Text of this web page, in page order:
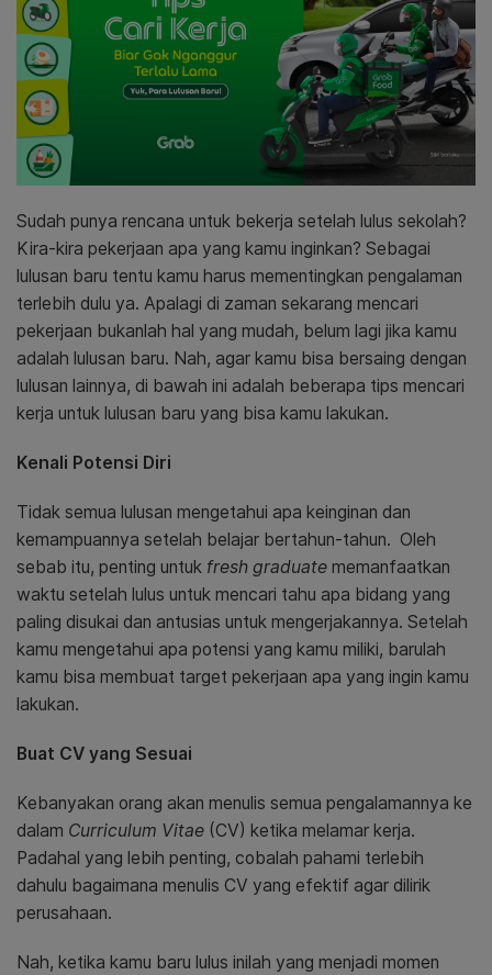
Sudah punya rencana untuk bekerja setelah lulus sekolah?
Kira-kira pekerjaan apa yang kamu inginkan? Sebagai
lulusan baru tentu kamu harus mementingkan pengalaman
terlebih dulu ya. Apalagi di zaman sekarang mencari
pekerjaan bukanlah hal yang mudah, belum lagi jika kamu
adalah lulusan baru. Nah, agar kamu bisa bersaing dengan
lulusan lainnya, di bawah ini adalah beberapa tips mencari
kerja untuk lulusan baru yang bisa kamu lakukan.
Kenali Potensi Diri
Tidak semua lulusan mengetahui apa keinginan dan
kemampuannya setelah belajar bertahun-tahun. Oleh
sebab itu, penting untuk fresh graduate memanfaatkan
waktu setelah lulus untuk mencari tahu apa bidang yang
paling disukai dan antusias untuk mengerjakannya. Setelah
kamu mengetahui apa potensi yang kamu miliki, barulah
kamu bisa membuat target pekerjaan apa yang ingin kamu
lakukan.
Buat CV yang Sesuai
Kebanyakan orang akan menulis semua pengalamannya ke
dalam Curriculum Vitae (CV) ketika melamar kerja.
Padahal yang lebih penting, cobalah pahami terlebih
dahulu bagaimana menulis CV yang efektif agar dilirik
perusahaan.
Nah, ketika kamu baru lulus inilah yang menjadi momen